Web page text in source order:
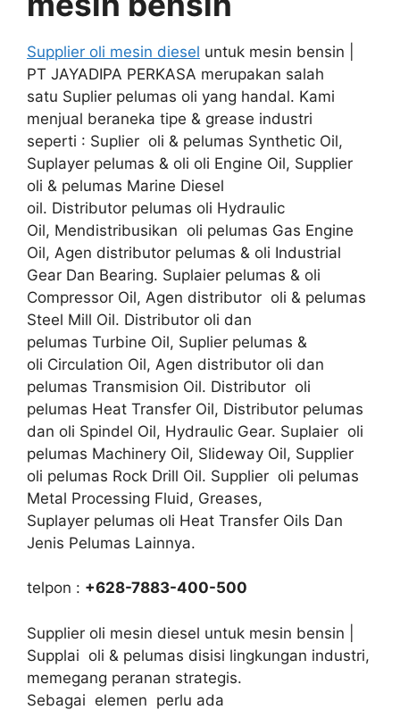
Supplier oli mesin diesel untuk mesin bensin |
PT JAYADIPA PERKASA merupakan salah
satu Suplier pelumas oli yang handal. Kami
menjual beraneka tipe & grease industri
seperti : Suplier oli & pelumas Synthetic Oil,
Suplayer pelumas & oli oli Engine Oil, Supplier
oli & pelumas Marine Diesel
oil. Distributor pelumas oli Hydraulic
Oil, Mendistribusikan oli pelumas Gas Engine
Oil, Agen distributor pelumas & oli Industrial
Gear Dan Bearing. Suplaier pelumas & oli
Compressor Oil, Agen distributor oli & pelumas
Steel Mill Oil. Distributor oli dan
pelumas Turbine Oil, Suplier pelumas &
oli Circulation Oil, Agen distributor oli dan
pelumas Transmision Oil. Distributor oli
pelumas Heat Transfer Oil, Distributor pelumas
dan oli Spindel Oil, Hydraulic Gear. Suplaier oli
pelumas Machinery Oil, Slideway Oil, Supplier
oli pelumas Rock Drill Oil. Supplier oli pelumas
Metal Processing Fluid, Greases,
Suplayer pelumas oli Heat Transfer Oils Dan
Jenis Pelumas Lainnya.
telpon : +628-7883-400-500
Supplier oli mesin diesel untuk mesin bensin |
Supplai oli & pelumas disisi lingkungan industri,
memegang peranan strategis.
Sebagai elemen perlu ada